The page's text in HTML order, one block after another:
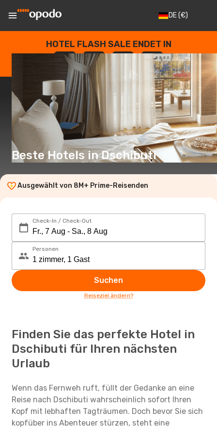
DE(€)
HOTEL FLASH SALE ENDET IN
--
TAGE
: --
STUNDEN
: --
SEKUNDEN
Beste Hotels in Dschibuti
Ausgewählt von 8M+ Prime-Reisenden
Check-In / Check-Out
Personen
Suchen
Reiseziel ändern?
Finden Sie das perfekte Hotel in
Dschibuti für Ihren nächsten
Urlaub
Wenn das Fernweh ruft, füllt der Gedanke an eine
Reise nach Dschibuti wahrscheinlich sofort Ihren
Kopf mit lebhaften Tagträumen. Doch bevor Sie sich
kopfüber ins Abenteuer stürzen, steht eine